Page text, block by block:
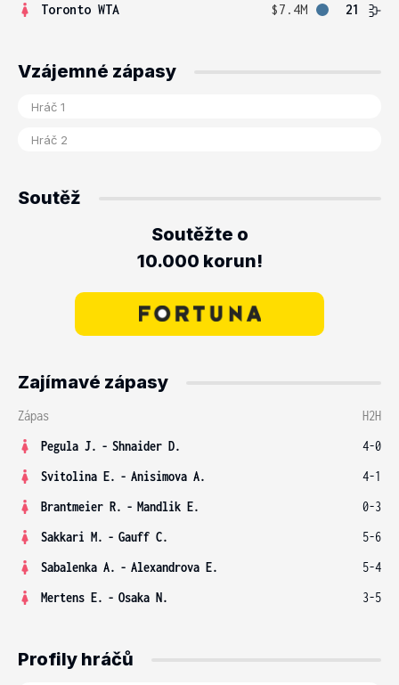
Toronto WTA
$7.4M 21
Vzájemné zápasy
Soutěž
Soutěžte o
10.000 korun!
Zajímavé zápasy
Zápas
H2H
Pegula J. - Shnaider D.
4-0
Svitolina E. - Anisimova A.
4-1
Brantmeier R. - Mandlik E.
0-3
Sakkari M. - Gauff C.
5-6
Sabalenka A. - Alexandrova E.
5-4
Mertens E. - Osaka N. 3-5
Profily hráčů